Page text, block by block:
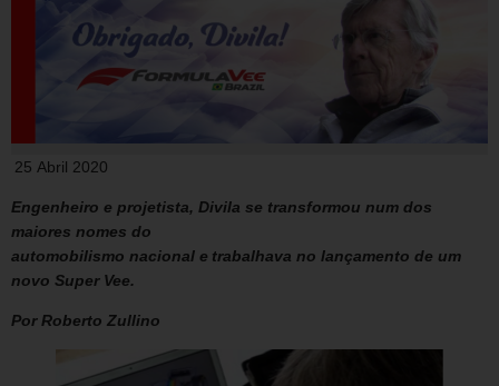
25 Abril 2020
Engenheiro e projetista, Divila se transformou num dos
maiores nomes do
automobilismo nacional e trabalhava no lançamento de um
novo Super Vee.
Por Roberto Zullino